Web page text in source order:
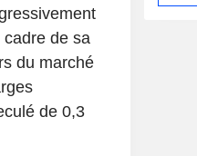
de sa
du marché
de 0,3